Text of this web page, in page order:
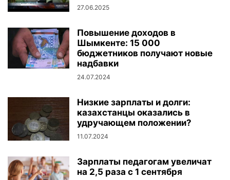
27.06.2025
Повышение доходов в
Шымкенте: 15 000
бюджетников получают новые
надбавки
24.07.2024
Низкие зарплаты и долги:
казахстанцы оказались в
удручающем положении?
11.07.2024
Зарплаты педагогам увеличат
на 2,5 раза с 1 сентября